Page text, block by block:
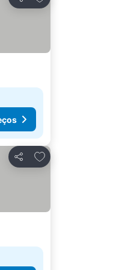
Partilhar
Partilhar
Adicionar aos favoritos